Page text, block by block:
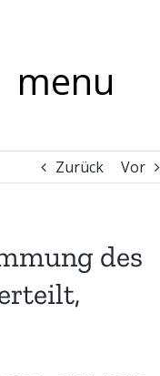
menu
Zurück Vor
des